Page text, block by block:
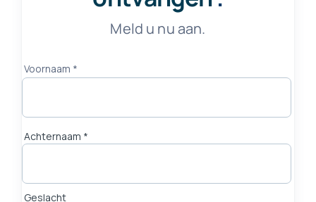
Meld u nu aan.